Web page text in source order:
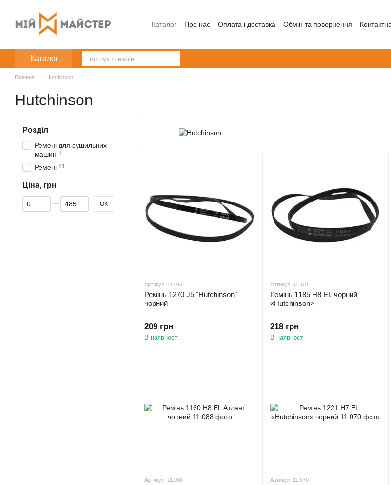
Каталог Про нас Оплата і доставка Обмін та повернення
Каталог
Головна Hutchinson
Hutchinson
Артикул: 11.012
Ремінь 1270 J5 "Hutchinson"
чорний
209 грн
В наявності
Артикул: 11.101
Ремінь 1185 H8 EL чорний
«Hutchinson»
218 грн
В наявності
Артикул: 11.088 Артикул: 11.070
Розділ
Ремені для сушильних
машин 3
Ремені 61
Ціна, грн
Від Ціна, грн
До Ціна, грн ОК